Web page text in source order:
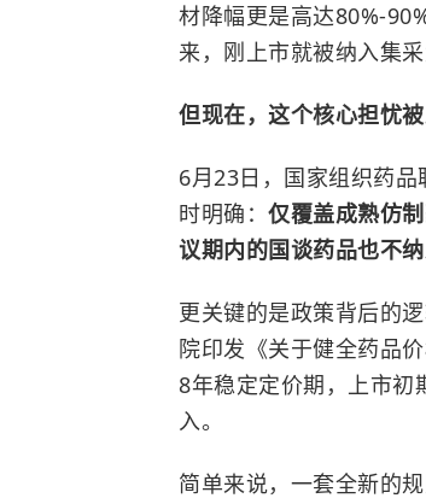
材降幅更是高达80%-
来，刚上市就被纳入集
但现在，这个核心担忧被
6月23日，国家组织药
时明确： 仅覆盖成熟仿
议期内的国谈药品也不纳
更关键的是政策背后的
院印发《关于健全药品
8年稳定定价期，上市初
入。
简单来说，一套全新的规